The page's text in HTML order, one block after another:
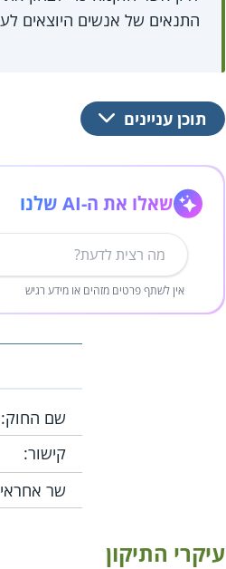
התנאים של אנשים היוצאים
תוכן עניינים
שאלו את ה-AI שלנו
אין לשתף פרטים מזהים או מידע רגיש
שם החוק:
קישור:
שר
עיקרי התיקון